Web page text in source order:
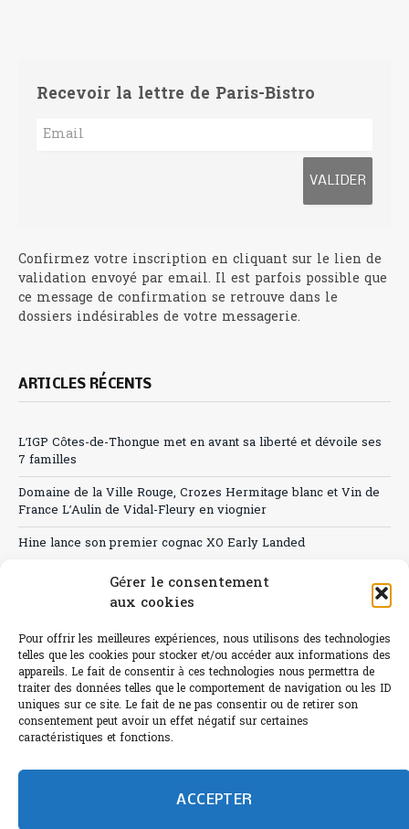
Gérer le consentement
aux cookies
Pour offrir les meilleures expériences, nous utilisons des technologies
telles que les cookies pour stocker et/ou accéder aux informations des
appareils. Le fait de consentir à ces technologies nous permettra de
traiter des données telles que le comportement de navigation ou les ID
uniques sur ce site. Le fait de ne pas consentir ou de retirer son
consentement peut avoir un effet négatif sur certaines
caractéristiques et fonctions.
ACCEPTER
Recevoir la lettre de Paris-Bistro
Confirmez votre inscription en cliquant sur le lien de
validation envoyé par email. Il est parfois possible que
ce message de confirmation se retrouve dans le
dossiers indésirables de votre messagerie.
ARTICLES RÉCENTS
L’IGP Côtes-de-Thongue met en avant sa liberté et dévoile ses
7 familles
Domaine de la Ville Rouge, Crozes Hermitage blanc et Vin de
France L’Aulin de Vidal-Fleury en viognier
Hine lance son premier cognac XO Early Landed
Canicule : A quand le CHR à « l’heure espagnole » ?
Sélection de rosés 2026
L'abus d'alcool est dangereux pour la santé.
humain et 0% IA de Paris Bistro Editions - SARL de Presse -